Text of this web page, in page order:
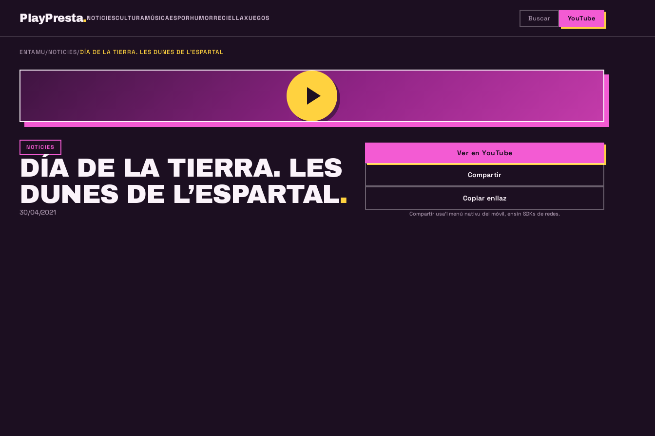
PlayPresta.NOTICIESCULTURAMÚSICAESPORHUMORRECIELLAXUEGOS Buscar YouTube
ENTAMU/NOTICIES/DÍA DE LA TIERRA. LES DUNES DE L’ESPARTAL
NOTICIES
DÍA DE LA TIERRA. LES
DUNES DE L’ESPARTAL.
30/04/2021
Ver en YouTube
Compartir
Copiar enllaz
Compartir usa'l menú nativu del móvil, ensin SDKs de redes.